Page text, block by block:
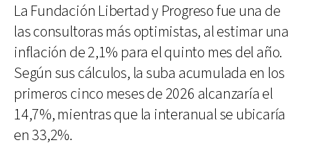
La Fundación Libertad y Progreso fue una de
las consultoras más optimistas, al estimar una
inflación de 2,1% para el quinto mes del año.
Según sus cálculos, la suba acumulada en los
primeros cinco meses de 2026 alcanzaría el
14,7%, mientras que la interanual se ubicaría
en 33,2%.